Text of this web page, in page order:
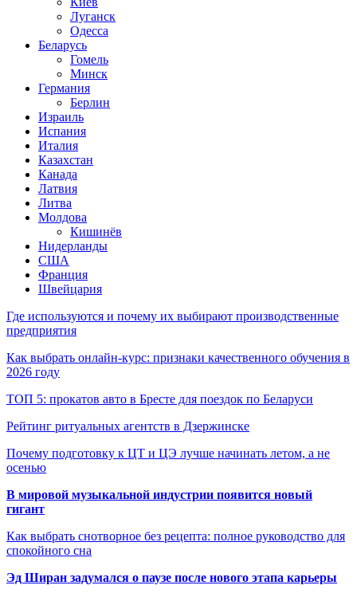
Луганск
Одесса
Беларусь
Гомель
Минск
Германия
Берлин
Израиль
Испания
Италия
Казахстан
Канада
Латвия
Литва
Молдова
Кишинёв
Нидерланды
США
Франция
Швейцария
Где используются и почему их выбирают производственные
предприятия
Как выбрать онлайн-курс: признаки качественного обучения в
2026 году
ТОП 5: прокатов авто в Бресте для поездок по Беларуси
Рейтинг ритуальных агентств в Дзержинске
Почему подготовку к ЦТ и ЦЭ лучше начинать летом, а не
осенью
В мировой музыкальной индустрии появится новый
гигант
Как выбрать снотворное без рецепта: полное руководство для
спокойного сна
Эд Ширан задумался о паузе после нового этапа карьеры